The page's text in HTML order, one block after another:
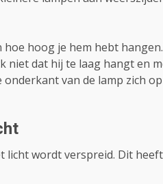
hoog je hem hebt
dat hij te laag hangt en
van de lamp zich
wordt verspreid. Dit